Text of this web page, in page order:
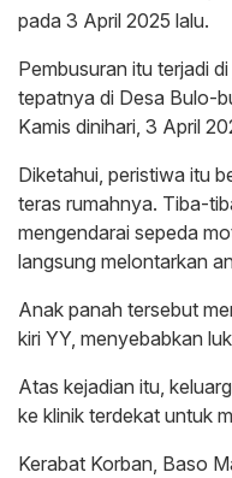
pada 3 April 2025 lalu.
Pembusuran itu terjadi
tepatnya di Desa Bulo-
Kamis dinihari, 3 April
Diketahui, peristiwa itu
teras rumahnya. Tiba-
mengendarai sepeda
langsung melontarkan
Anak panah tersebut
kiri YY, menyebabkan
Atas kejadian itu,
ke klinik terdekat untuk
Kerabat Korban, Baso